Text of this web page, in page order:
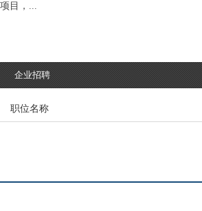
项目，...
企业招聘
职位名称